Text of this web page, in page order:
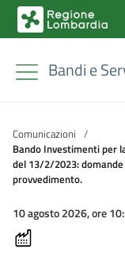
Bandi e
Comunicazioni /
Bando Investimenti per
del 13/2/2023:
provvedimento.
10 agosto 2026, ore